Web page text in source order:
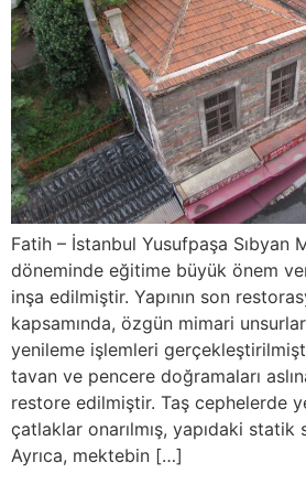
Fatih – İstanbul Yusufpaşa Sıbyan
döneminde eğitime büyük önem
inşa edilmiştir. Yapının son
kapsamında, özgün mimari
yenileme işlemleri
tavan ve pencere doğramaları
restore edilmiştir. Taş cephelerde
çatlaklar onarılmış, yapıdaki
Ayrıca, mektebin […]